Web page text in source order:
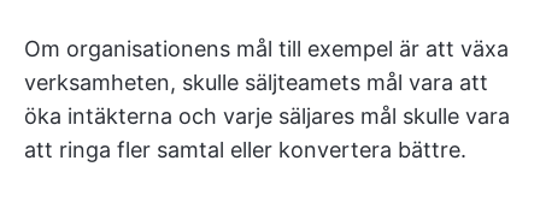
Om organisationens mål till exempel är att växa
verksamheten, skulle säljteamets mål vara att
öka intäkterna och varje säljares mål skulle vara
att ringa fler samtal eller konvertera bättre.